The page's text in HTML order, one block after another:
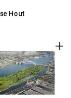
Hout